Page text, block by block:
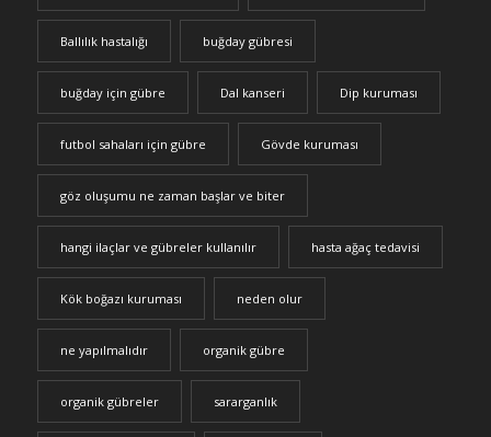
Ballılık hastalığı buğday gübresi
buğday için gübre Dal kanseri Dip kuruması
futbol sahaları için gübre Gövde kuruması
göz oluşumu ne zaman başlar ve biter
hangi ilaçlar ve gübreler kullanılır hasta ağaç tedavisi
Kök boğazı kuruması neden olur
ne yapılmalıdır organik gübre
organik gübreler sararganlık